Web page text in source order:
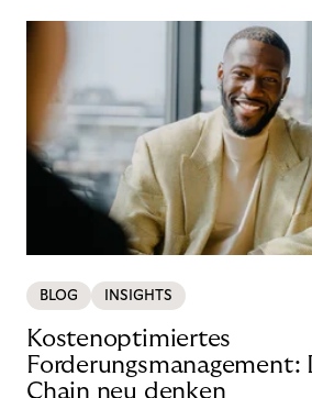
BLOG INSIGHTS
Kostenoptimiertes
Forderungsmanagement:
Chain neu denken